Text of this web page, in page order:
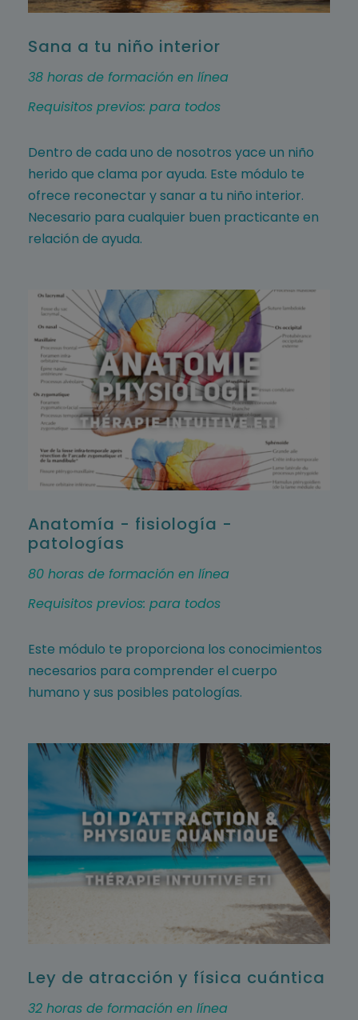
Sana a tu niño interior
38 horas de formación en línea
Requisitos previos: para todos
Dentro de cada uno de nosotros yace un niño
herido que clama por ayuda. Este módulo te
ofrece reconectar y sanar a tu niño interior.
Necesario para cualquier buen practicante en
relación de ayuda.
Anatomía - fisiología -
patologías
80 horas de formación en línea
Requisitos previos: para todos
Este módulo te proporciona los conocimientos
necesarios para comprender el cuerpo
humano y sus posibles patologías.
Ley de atracción y física cuántica
32 horas de formación en línea